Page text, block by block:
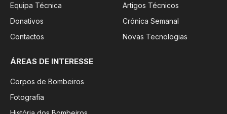
Equipa Técnica
Donativos
Contactos
Artigos Técnicos
Crónica Semanal
Novas Tecnologias
ÁREAS DE INTERESSE
Corpos de Bombeiros
Fotografia